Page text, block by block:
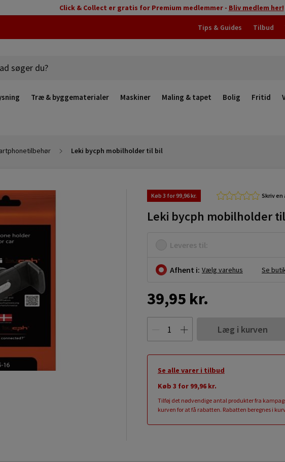
Click & Collect er gratis for Premium medlemmer - Bliv medlem her!
Tips & Guides Tilbud
Træ & byggematerialer Maskiner Maling & tapet Bolig Fritid
Leki bycph mobilholder til bil
Køb 3 for 99,96 kr. Skriv
Leki bycph mobilholder
Leveres til:
Afhent i: Vælg varehus Se
39,95 kr.
Læg i kurven
Se alle varer i tilbud
Køb 3 for 99,96 kr.
Tilføj det nødvendige antal produkter fra
kurven for at få rabatten. Rabatten beregnes i